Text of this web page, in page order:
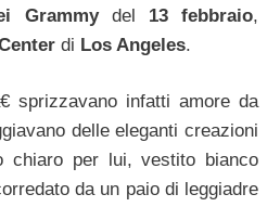
Grammydel 13 febbraio,
di Los Angeles.
sprizzavano infatti amore da
delle eleganti creazioni
chiaro per lui, vestito bianco
da un paio di leggiadre